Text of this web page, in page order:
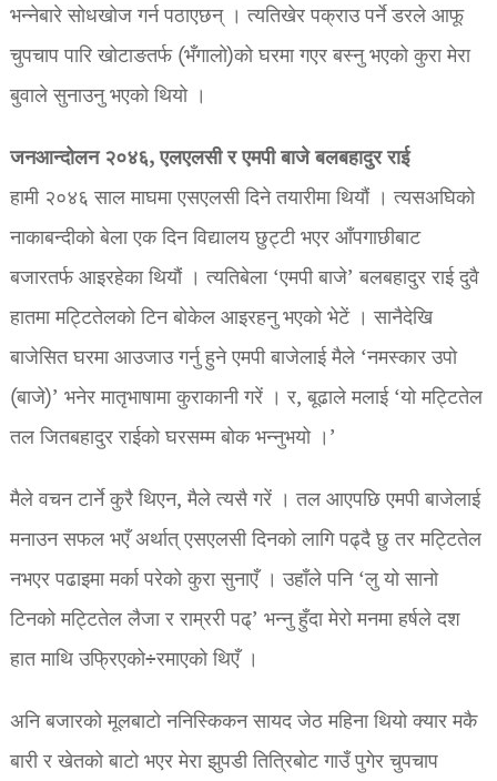
भन्नेबारे सोधखोज गर्न पठाएछन् । त्यतिखेर पक्राउ पर्ने डरले आफू
चुपचाप पारि खोटाङतर्फ (भँगालो)को घरमा गएर बस्नु भएको कुरा मेरा
बुवाले सुनाउनु भएको थियो ।
जनआन्दोलन २०४६, एलएलसी र एमपी बाजे बलबहादुर राई
हामी २०४६ साल माघमा एसएलसी दिने तयारीमा थियौं । त्यसअघिको
नाकाबन्दीको बेला एक दिन विद्यालय छुट्टी भएर आँपगाछीबाट
बजारतर्फ आइरहेका थियौं । त्यतिबेला ‘एमपी बाजे’ बलबहादुर राई दुवै
हातमा मट्टितेलको टिन बोकेल आइरहनु भएको भेटें । सानैदेखि
बाजेसित घरमा आउजाउ गर्नु हुने एमपी बाजेलाई मैले ‘नमस्कार उपो
(बाजे)’ भनेर मातृभाषामा कुराकानी गरें । र, बूढाले मलाई ‘यो मट्टितेल
तल जितबहादुर राईको घरसम्म बोक भन्नुभयो ।’
मैले वचन टार्ने कुरै थिएन, मैले त्यसै गरें । तल आएपछि एमपी बाजेलाई
मनाउन सफल भएँ अर्थात् एसएलसी दिनको लागि पढ्दै छु तर मट्टितेल
नभएर पढाइमा मर्का परेको कुरा सुनाएँ । उहाँले पनि ‘लु यो सानो
टिनको मट्टितेल लैजा र राम्ररी पढ्’ भन्नु हुँदा मेरो मनमा हर्षले दश
हात माथि उफ्रिएको÷रमाएको थिएँ ।
अनि बजारको मूलबाटो ननिस्किकन सायद जेठ महिना थियो क्यार मकै
बारी र खेतको बाटो भएर मेरा झुपडी तित्रिबोट गाउँ पुगेर चुपचाप